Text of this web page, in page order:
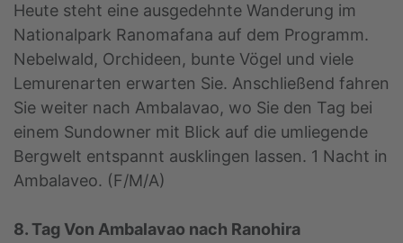
Heute steht eine ausgedehnte Wanderung im
Nationalpark Ranomafana auf dem Programm.
Nebelwald, Orchideen, bunte Vögel und viele
Lemurenarten erwarten Sie. Anschließend fahren
Sie weiter nach Ambalavao, wo Sie den Tag bei
einem Sundowner mit Blick auf die umliegende
Bergwelt entspannt ausklingen lassen. 1 Nacht in
Ambalaveo. (F/M/A)
8. Tag Von Ambalavao nach Ranohira